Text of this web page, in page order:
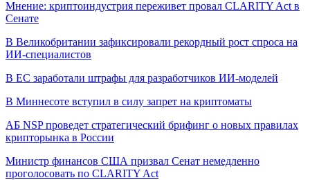
Мнение: криптоиндустрия переживет провал CLARITY Act в
Сенате
В Великобритании зафиксировали рекордный рост спроса на
ИИ-специалистов
В ЕС заработали штрафы для разработчиков ИИ-моделей
В Миннесоте вступил в силу запрет на криптоматы
АБ NSP проведет стратегический брифинг о новых правилах
крипторынка в России
Министр финансов США призвал Сенат немедленно
проголосовать по CLARITY Act